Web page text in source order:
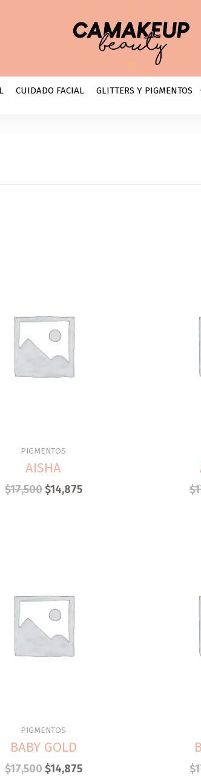
CUIDADO FACIAL GLITTERS Y PIGMENTOS
PIGMENTOS
AISHA
$17,500 $14,875 $
PIGMENTOS
BABY GOLD
$17,500 $14,875 $